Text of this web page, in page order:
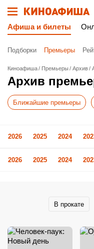
Афиша и билеты
Подборки Премьеры
Киноафиша Премьеры Архив
Архив
Ближайшие премьеры
2026 2025 2024
2026 2025 2024
В прокате